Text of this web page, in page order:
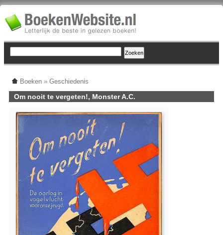
Boeken » Geschiedenis
Om nooit te vergeten!, Monster A.C.